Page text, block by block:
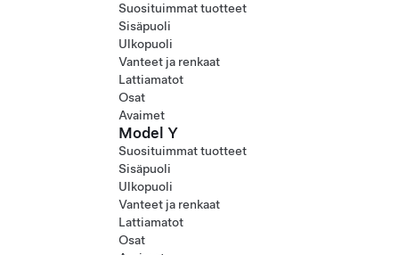
Suosituimmat tuotteet
Sisäpuoli
Ulkopuoli
Vanteet ja renkaat
Lattiamatot
Osat
Avaimet
Model Y
Suosituimmat tuotteet
Sisäpuoli
Ulkopuoli
Vanteet ja renkaat
Lattiamatot
Osat